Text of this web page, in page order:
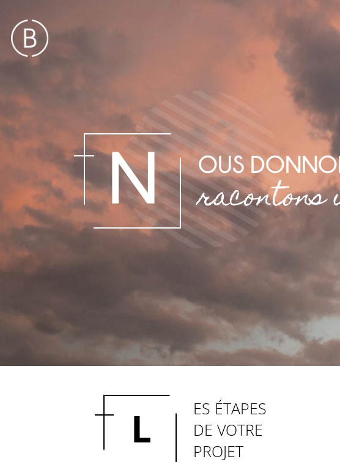
projet vidéo : les étapes
L
ES ÉTAPES
DE VOTRE
PROJET